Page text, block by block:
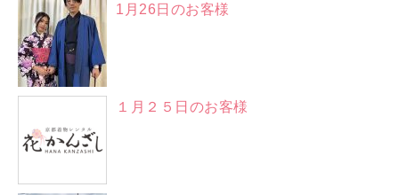
1月26日のお客様
１月２５日のお客様